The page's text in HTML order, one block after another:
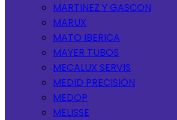
MARTINEZ Y GASCON
MARUX
MATO IBERICA
MAYER TUBOS
MECALUX SERVIS
MEDID PRECISION
MEDOP
MELISSE